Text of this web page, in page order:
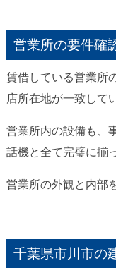
営業所の要件確
賃借している営業所
店所在地が一致して
営業所内の設備も、
話機と全て完璧に揃
営業所の外観と内部
千葉県市川市の